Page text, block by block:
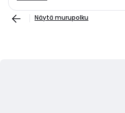
Näytä murupolku